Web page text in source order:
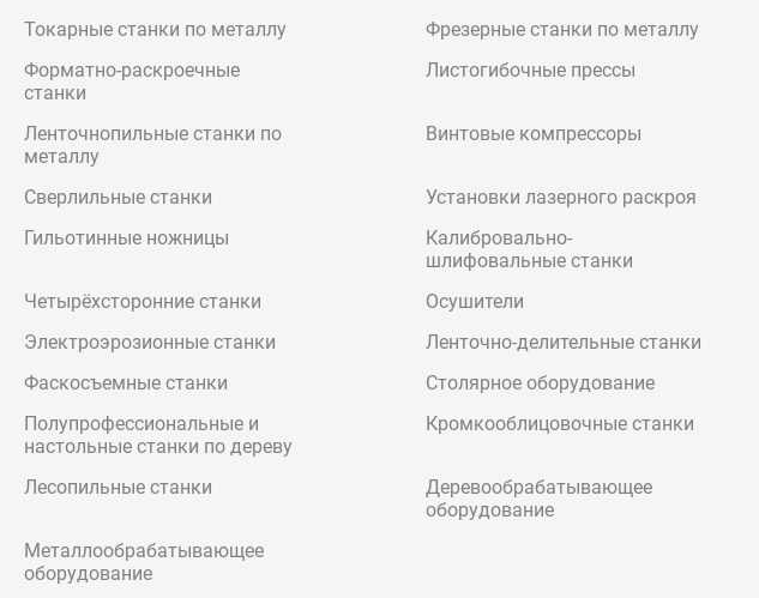
Токарные станки по металлу
Фрезерные станки по металлу
Форматно-раскроечные
станки
Листогибочные прессы
Ленточнопильные станки по
металлу
Винтовые компрессоры
Сверлильные станки
Установки лазерного раскроя
Гильотинные ножницы
Калибровально-
шлифовальные станки
Четырёхсторонние станки
Осушители
Электроэрозионные станки
Ленточно-делительные станки
Фаскосъемные станки
Столярное оборудование
Полупрофессиональные и
настольные станки по дереву
Кромкооблицовочные станки
Лесопильные станки
Деревообрабатывающее
оборудование
Металлообрабатывающее
оборудование